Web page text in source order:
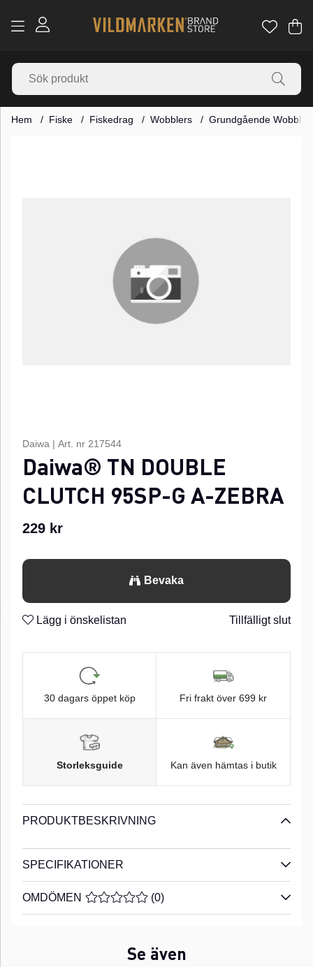
.
Hem Fiske Fiskedrag Wobblers Grundgående
Daiwa | Art. nr 217544
Daiwa® TN DOUBLE
CLUTCH 95SP-G A-ZEBRA
229 kr
Bevaka
Lägg i önskelistan Tillfälligt slut
30 dagars öppet köp Fri frakt över 699 kr
Storleksguide Kan även hämtas i butik
PRODUKTBESKRIVNING
SPECIFIKATIONER
OMDÖMEN MEDELBETYG 0 AV 5 ANTAL BETYG 0
(0)
Se även